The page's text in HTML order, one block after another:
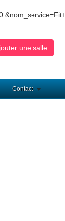
une salle
Contact